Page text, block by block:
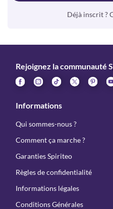
Déjà inscrit ?
Rejoignez la communauté
Informations
Qui sommes-nous ?
Comment ça marche ?
Garanties Spiriteo
Règles de confidentialité
Informations légales
Conditions Générales